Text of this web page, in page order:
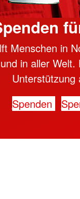
Menschen in
in aller
Unterstützung
Spenden